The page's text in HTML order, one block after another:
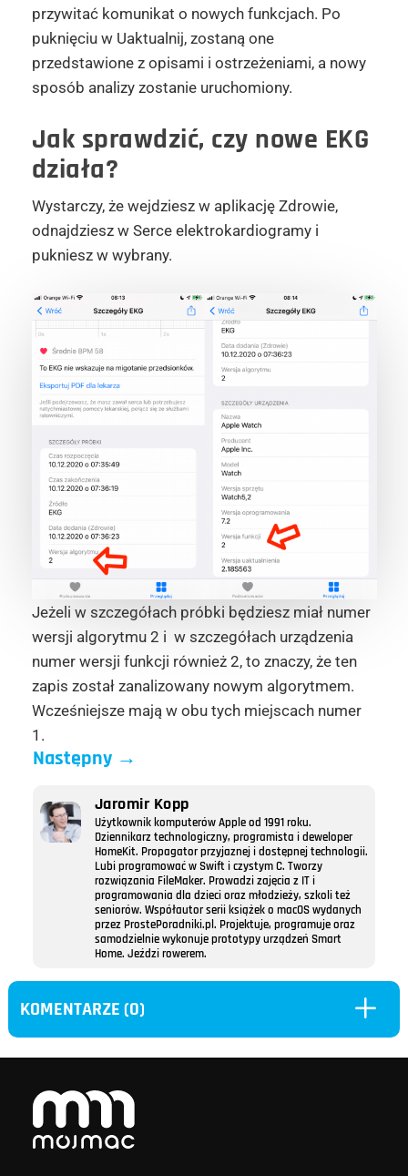
przywitać komunikat o nowych funkcjach. Po
puknięciu w Uaktualnij, zostaną one
przedstawione z opisami i ostrzeżeniami, a nowy
sposób analizy zostanie uruchomiony.
Jak sprawdzić, czy nowe EKG
działa?
Wystarczy, że wejdziesz w aplikację Zdrowie,
odnajdziesz w Serce elektrokardiogramy i
pukniesz w wybrany.
Jeżeli w szczegółach próbki będziesz miał numer
wersji algorytmu 2 i w szczegółach urządzenia
numer wersji funkcji również 2, to znaczy, że ten
zapis został zanalizowany nowym algorytmem.
Wcześniejsze mają w obu tych miejscach numer
1.
Następny→
Jaromir Kopp
Użytkownik komputerów Apple od 1991 roku.
Dziennikarz technologiczny, programista i deweloper
HomeKit. Propagator przyjaznej i dostępnej technologii.
Lubi programować w Swift i czystym C. Tworzy
rozwiązania FileMaker. Prowadzi zajęcia z IT i
programowania dla dzieci oraz młodzieży, szkoli też
seniorów. Współautor serii książek o macOS wydanych
przez ProstePoradniki.pl. Projektuje, programuje oraz
samodzielnie wykonuje prototypy urządzeń Smart
Home. Jeździ rowerem.
KOMENTARZE (0) L